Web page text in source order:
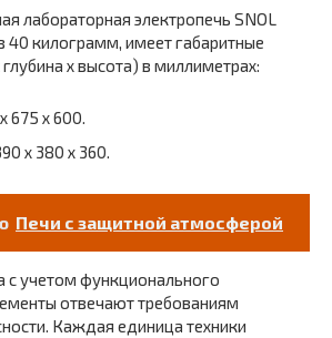
лабораторная электропечь SNOL
40 килограмм, имеет габаритные
х высота) в миллиметрах:
675 х 600.
х 380 х 360.
Печи с защитной атмосферой
учетом функционального
отвечают требованиям
Каждая единица техники